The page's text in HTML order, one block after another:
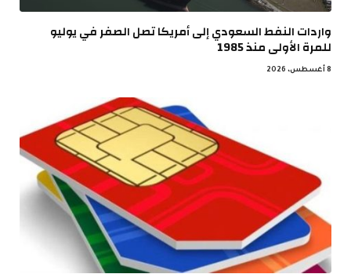
واردات النفط السعودي إلى أمريكا تصل الصفر في يوليو
للمرة الأولى منذ 1985
8 أغسطس، 2026